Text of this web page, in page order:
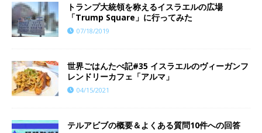
トランプ大統領を称えるイスラエルの広場
「Trump Square」に行ってみた
07/18/2019
世界ごはんたべ記#35 イスラエルのヴィーガンフ
レンドリーカフェ「アルマ」
04/15/2021
テルアビブの概要＆よくある質問10件への回答